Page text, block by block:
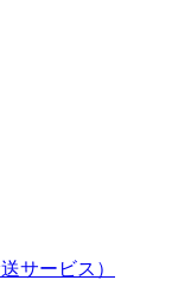
サービス）